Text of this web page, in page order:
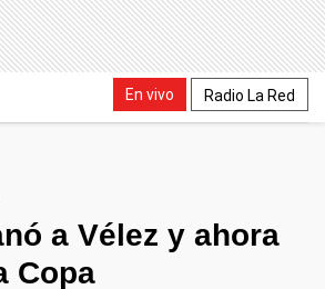
En vivo Radio La Red
a Vélez y ahora
Copa